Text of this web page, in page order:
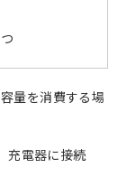
量を消費する場
充電器に接続